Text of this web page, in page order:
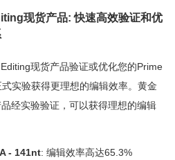
货产品: 快速高效验证和优
Editing现货产品验证或优化您的Prime
实验获得更理想的编辑效率。黄金
经实验验证，可以获得理想的编辑
- 141nt: 编辑效率高达65.3%